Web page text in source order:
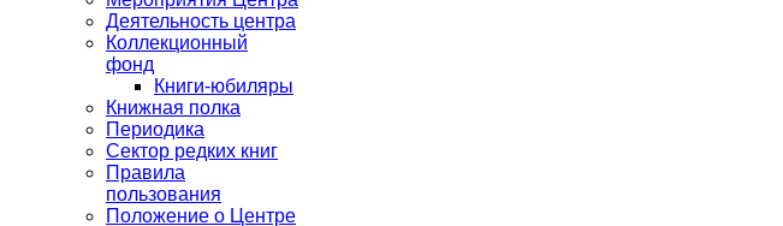
Деятельность центра
Коллекционный
фонд
Книги-юбиляры
Книжная полка
Периодика
Сектор редких книг
Правила
пользования
Положение о Центре